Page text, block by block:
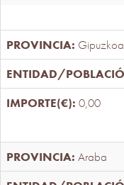
Gipuzkoa
0,00
Araba